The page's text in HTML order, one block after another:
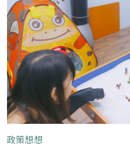
政策想想